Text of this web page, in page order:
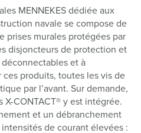
MENNEKES dédiée aux
navale se compose de
prises murales protégées par
disjoncteurs de protection et
et à
produits, toutes les vis de
par l’avant. Sur demande,
CONTACT® y est intégrée.
et un débranchement
de courant élevées :